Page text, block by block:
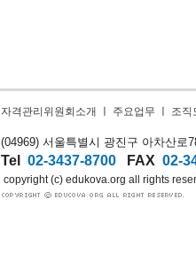
자격관리위원회소개 주요업무 조직
(04969) 서울특별시 광진구 아차산로
Tel 02-3437-8700 FAX 02-
copyright (c) edukova.org all rights